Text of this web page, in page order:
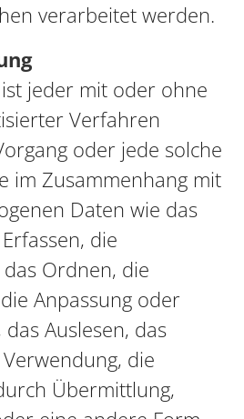
verarbeitet werden.
jeder mit oder ohne
Verfahren
oder jede solche
im Zusammenhang mit
Daten wie das
die
Ordnen, die
Anpassung oder
Auslesen, das
die
Übermittlung,